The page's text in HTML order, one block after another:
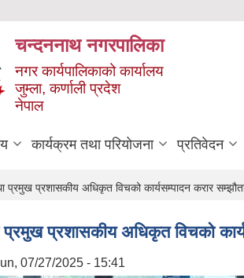
चन्दननाथ नगरपालिका
नगर कार्यपालिकाको कार्यालय
जुम्ला, कर्णाली प्रदेश
नेपाल
कार्यक्रम तथा परियोजना प्रतिवेदन
प्रशासकीय अधिकृत विचको कार्यसम्पादन करार
प्रशासकीय अधिकृत विचको
07/27/2025 - 15:41